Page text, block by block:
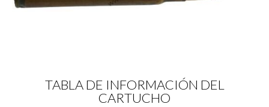
TABLA DE INFORMACIÓN DEL
CARTUCHO